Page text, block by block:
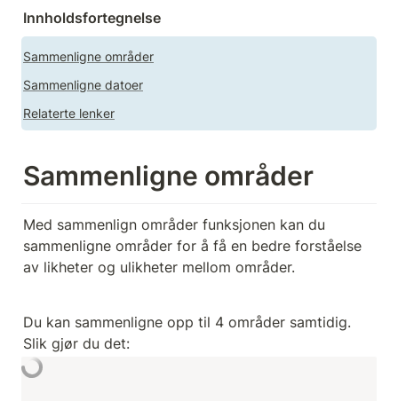
Innholdsfortegnelse
Sammenligne områder
Sammenligne datoer
Relaterte lenker
Sammenligne områder
Med sammenlign områder funksjonen kan du
sammenligne områder for å få en bedre forståelse
av likheter og ulikheter mellom områder.
Du kan sammenligne opp til 4 områder samtidig.
Slik gjør du det: